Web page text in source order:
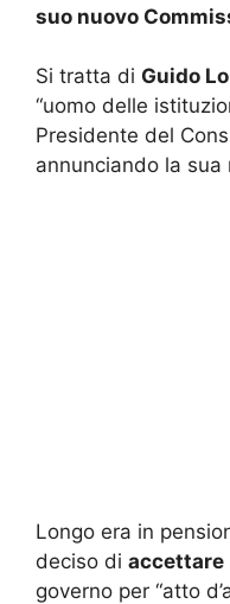
suo nuovo
Si tratta di Guido
“uomo delle
Presidente del
annunciando la sua
Longo era in
deciso di accettare
governo per “atto